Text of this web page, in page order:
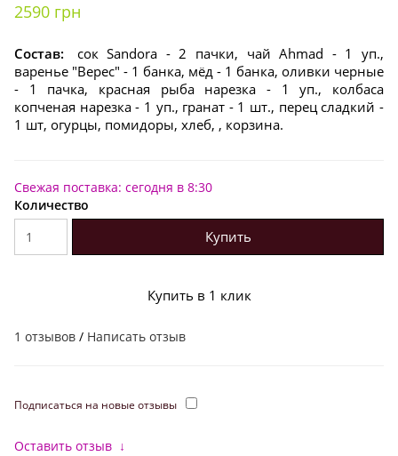
2590 грн
Состав:
сок Sandora - 2 пачки, чай Ahmad - 1 уп.,
варенье "Верес" - 1 банка, мёд - 1 банка, оливки черные
- 1 пачка, красная рыба нарезка - 1 уп., колбаса
копченая нарезка - 1 уп., гранат - 1 шт., перец сладкий -
1 шт, огурцы, помидоры, хлеб, , корзина.
Свежая поставка: сегодня в 8:30
Количество
Купить
Купить в 1 клик
1 отзывов / Написать отзыв
Подписаться на новые отзывы
Оставить отзыв ↓